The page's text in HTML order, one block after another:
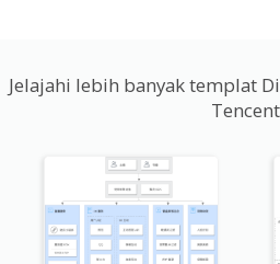
Jelajahi lebih banyak templat
Tencent